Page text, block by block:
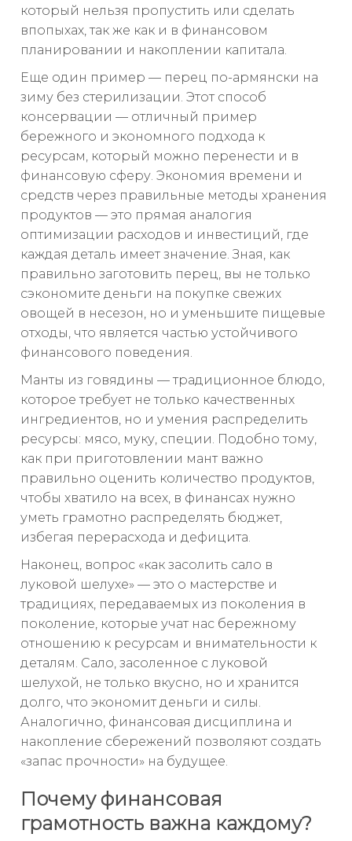
который нельзя пропустить или сделать
впопыхах, так же как и в финансовом
планировании и накоплении капитала.
Еще один пример — перец по-армянски на
зиму без стерилизации. Этот способ
консервации — отличный пример
бережного и экономного подхода к
ресурсам, который можно перенести и в
финансовую сферу. Экономия времени и
средств через правильные методы хранения
продуктов — это прямая аналогия
оптимизации расходов и инвестиций, где
каждая деталь имеет значение. Зная, как
правильно заготовить перец, вы не только
сэкономите деньги на покупке свежих
овощей в несезон, но и уменьшите пищевые
отходы, что является частью устойчивого
финансового поведения.
Манты из говядины — традиционное блюдо,
которое требует не только качественных
ингредиентов, но и умения распределить
ресурсы: мясо, муку, специи. Подобно тому,
как при приготовлении мант важно
правильно оценить количество продуктов,
чтобы хватило на всех, в финансах нужно
уметь грамотно распределять бюджет,
избегая перерасхода и дефицита.
Наконец, вопрос «как засолить сало в
луковой шелухе» — это о мастерстве и
традициях, передаваемых из поколения в
поколение, которые учат нас бережному
отношению к ресурсам и внимательности к
деталям. Сало, засоленное с луковой
шелухой, не только вкусно, но и хранится
долго, что экономит деньги и силы.
Аналогично, финансовая дисциплина и
накопление сбережений позволяют создать
«запас прочности» на будущее.
Почему финансовая
грамотность важна каждому?